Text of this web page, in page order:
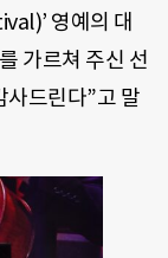
영예의 대
가르쳐 주신 선
사드린다”고 말